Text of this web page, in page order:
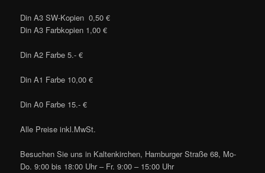
Din A3 SW-Kopien 0,50 €
Din A3 Farbkopien 1,00 €
Din A2 Farbe 5.- €
Din A1 Farbe 10,00 €
Din A0 Farbe 15.- €
Alle Preise inkl.MwSt.
Besuchen Sie uns in Kaltenkirchen, Hamburger Straße 68, Mo-
Do. 9:00 bis 18:00 Uhr – Fr. 9:00 – 15:00 Uhr